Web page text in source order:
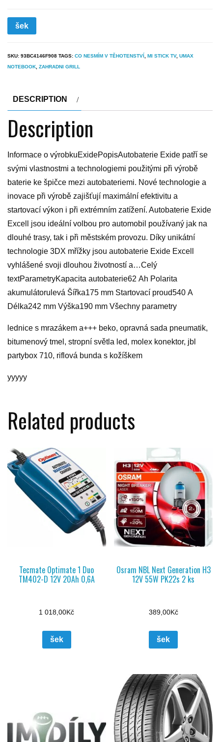
šek
SKU: 93BC4146F908 TAGS: CO NESMÍM V TĚHOTENSTVÍ , MI STICK TV, UMAX
NOTEBOOK, ZAHRADNI GRILL
DESCRIPTION
Description
Informace o výrobkuExidePopisAutobaterie Exide patří se
svými vlastnostmi a technologiemi použitými při výrobě
baterie ke špičce mezi autobateriemi. Nové technologie a
inovace při výrobě zajišťují maximální efektivitu a
startovací výkon i při extrémním zatížení. Autobaterie Exide
Excell jsou ideální volbou pro automobil používaný jak na
dlouhé trasy, tak i při městském provozu. Díky unikátní
technologie 3DX mřížky jsou autobaterie Exide Excell
vyhlášené svoji dlouhou životností a…Celý
textParametryKapacita autobaterie62 Ah Polarita
akumulátorulevá Šířka175 mm Startovací proud540 A
Délka242 mm Výška190 mm Všechny parametry
lednice s mrazákem a+++ beko, opravná sada pneumatik,
bitumenový tmel, stropní světla led, molex konektor, jbl
partybox 710, riflová bunda s kožíškem
yyyyy
Related products
Tecmate Optimate 1 Duo
TM402-D 12V 20Ah 0,6A
1 018,00Kč
šek
Osram NBL Next Generation H3
12V 55W PK22s 2 ks
389,00Kč
šek